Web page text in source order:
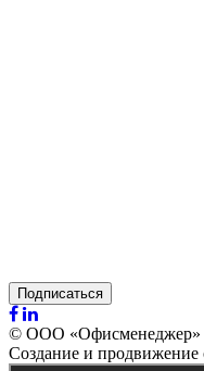
Подписаться
© ООО «Офисменеджер»
Создание и продвижение